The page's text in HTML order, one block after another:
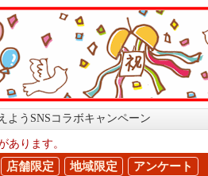
ようSNSコラボキャンペーン
あります。
店舗限定 地域限定 アンケート